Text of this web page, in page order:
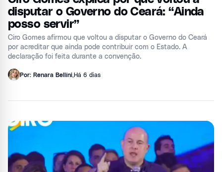
disputar o Governo do Ceará: “Ainda
posso servir”
Ciro Gomes afirmou que voltou a disputar o Governo do Ceará
por acreditar que ainda pode contribuir com o Estado. A
declaração foi feita durante a convenção.
Por: Renara Bellíni,Há 6 dias